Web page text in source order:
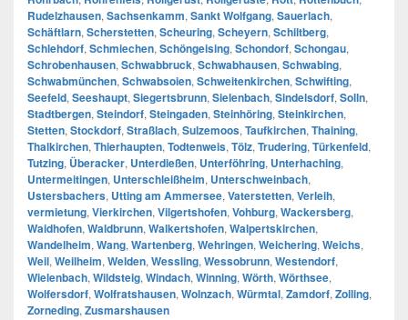
Rudelzhausen, Sachsenkamm, Sankt Wolfgang, Sauerlach,
Schäftlarn, Scherstetten, Scheuring, Scheyern, Schiltberg,
Schlehdorf, Schmiechen, Schöngeising, Schondorf, Schongau,
Schrobenhausen, Schwabbruck, Schwabhausen, Schwabing,
Schwabmünchen, Schwabsoien, Schweitenkirchen, Schwifting,
Seefeld, Seeshaupt, Siegertsbrunn, Sielenbach, Sindelsdorf, Solln,
Stadtbergen, Steindorf, Steingaden, Steinhöring, Steinkirchen,
Stetten, Stockdorf, Straßlach, Sulzemoos, Taufkirchen, Thaining,
Thalkirchen, Thierhaupten, Todtenweis, Tölz, Trudering, Türkenfeld,
Tutzing, Überacker, Unterdießen, Unterföhring, Unterhaching,
Untermeitingen, Unterschleißheim, Unterschweinbach,
Ustersbachers, Utting am Ammersee, Vaterstetten, Verleih,
vermietung, Vierkirchen, Vilgertshofen, Vohburg, Wackersberg,
Waidhofen, Waldbrunn, Walkertshofen, Walpertskirchen,
Wandelheim, Wang, Wartenberg, Wehringen, Weichering, Weichs,
Weil, Weilheim, Welden, Wessling, Wessobrunn, Westendorf,
Wielenbach, Wildsteig, Windach, Winning, Wörth, Wörthsee,
Wolfersdorf, Wolfratshausen, Wolnzach, Würmtal, Zamdorf, Zolling,
Zorneding, Zusmarshausen